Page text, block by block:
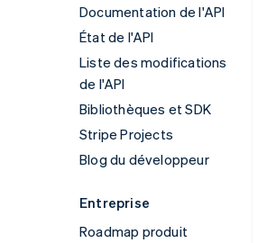
Documentation de l'API
État de l'API
Liste des modifications
de l'API
Bibliothèques et SDK
Stripe Projects
Blog du développeur
Entreprise
Roadmap produit